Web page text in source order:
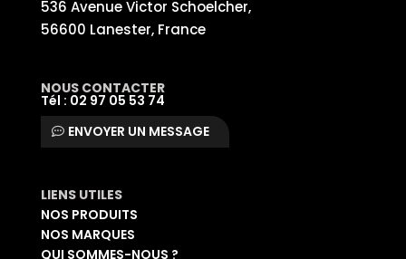
536 Avenue Victor Schoelcher,
56600 Lanester, France
NOUS CONTACTER
Tél : 02 97 05 53 74
ENVOYER UN MESSAGE
LIENS UTILES
NOS PRODUITS
NOS MARQUES
QUI SOMMES-NOUS ?